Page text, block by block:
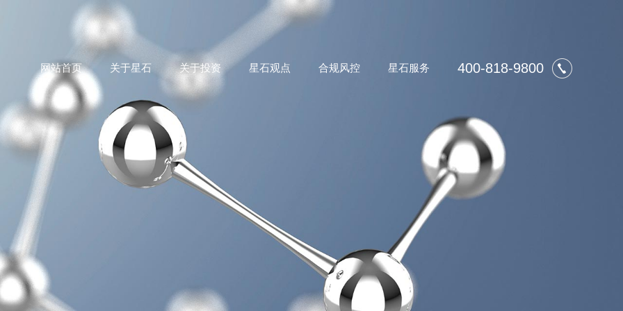
网站首页 关于星石 关于投资 星石观点 合规风控 星石服务 400-818-9800